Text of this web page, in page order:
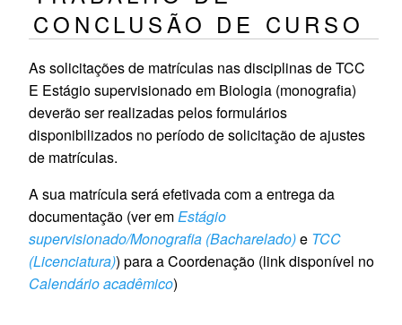
CONCLUSÃO DE CURSO
As solicitações de matrículas nas disciplinas de TCC
E Estágio supervisionado em Biologia (monografia)
deverão ser realizadas pelos formulários
disponibilizados no período de solicitação de ajustes
de matrículas.
A sua matrícula será efetivada com a entrega da
documentação (ver emEstágio
supervisionado/Monografia (Bacharelado)e TCC
(Licenciatura)) para a Coordenação (link disponível no
Calendário acadêmico)